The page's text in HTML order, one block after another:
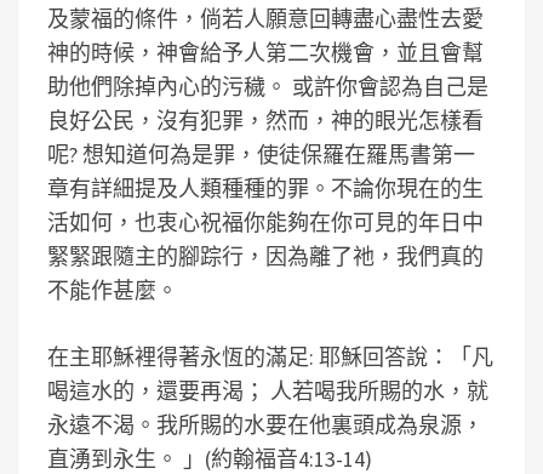
及蒙福的條件，倘若人願意回轉盡心盡性去愛
神的時候，神會給予人第二次機會，並且會幫
助他們除掉內心的污穢。 或許你會認為自己是
良好公民，沒有犯罪，然而，神的眼光怎樣看
呢? 想知道何為是罪，使徒保羅在羅馬書第一
章有詳細提及人類種種的罪。不論你現在的生
活如何，也衷心祝福你能夠在你可見的年日中
緊緊跟隨主的腳踪行，因為離了祂，我們真的
不能作甚麼。
在主耶穌裡得著永恆的滿足: 耶穌回答說：「凡
喝這水的，還要再渴； 人若喝我所賜的水，就
永遠不渴。我所賜的水要在他裏頭成為泉源，
直湧到永生。 」(約翰福音4:13-14)